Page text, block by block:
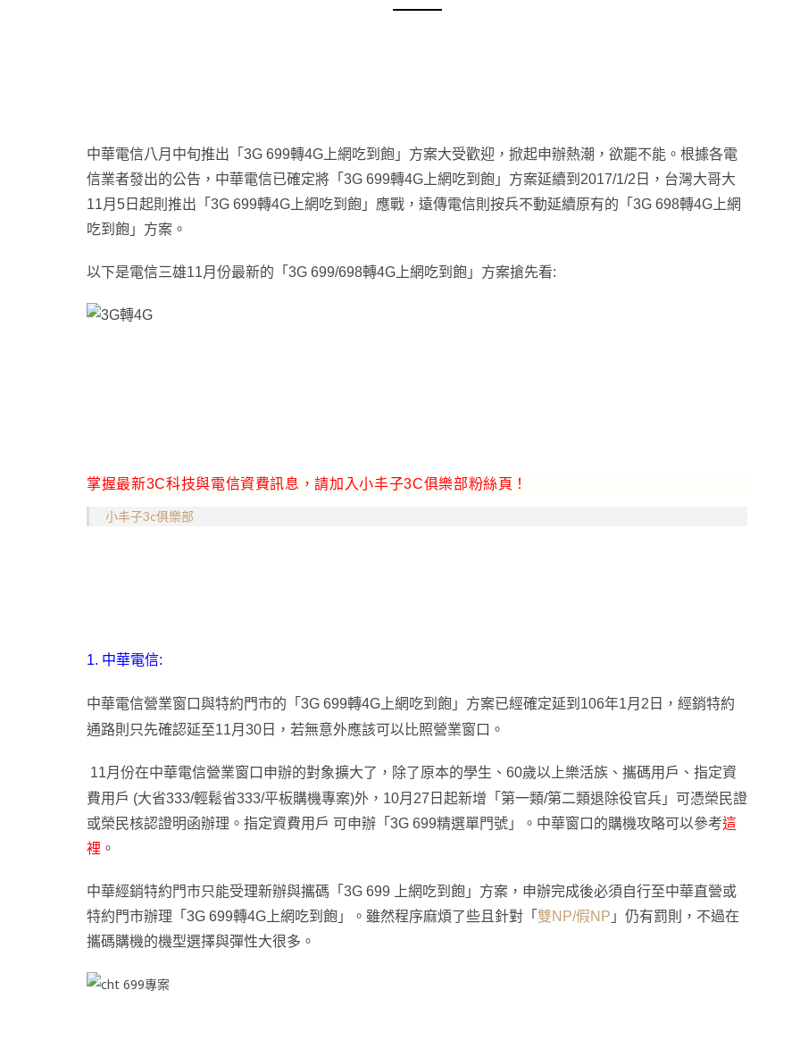
中華電信八月中旬推出「3G 699轉4G上網吃到飽」方案大受歡迎，掀起申辦熱潮，欲罷不能。根據各電
信業者發出的公告，中華電信已確定將「3G 699轉4G上網吃到飽」方案延續到2017/1/2日，台灣大哥大
11月5日起則推出「3G 699轉4G上網吃到飽」應戰，遠傳電信則按兵不動延續原有的「3G 698轉4G上網
吃到飽」方案。
以下是電信三雄11月份最新的「3G 699/698轉4G上網吃到飽」方案搶先看:
掌握最新3C科技與電信資費訊息，請加入小丰子3C俱樂部粉絲頁！
小丰子3c俱樂部
1. 中華電信:
中華電信營業窗口與特約門市的「3G 699轉4G上網吃到飽」方案已經確定延到106年1月2日 ， 經銷特約
通路則只先確認延至11月30日 ， 若無意外應該可以比照營業窗口 。
11月份在中華電信營業窗口申辦的對象擴大了 ， 除了原本的學生 、 60歲以上樂活族 、 攜碼用戶 、 指定資
費用戶 (大省333/輕鬆省333/平板購機專案)外 ， 10月27日起新增 「第一類/第二類退除役官兵」可憑榮民證
或榮民核認證明函辦理 。 指定資費用戶 可申辦 「3G 699精選單門號」 。 中華窗口的購機攻略可以參考這
裡 。
中華經銷特約門市只能受理新辦與攜碼 「3G 699 上網吃到飽」方案 ， 申辦完成後必須自行至中華直營或
特約門市辦理 「3G 699轉4G上網吃到飽」 。雖然程序麻煩了些且針對 「 雙NP/假NP 」仍有罰則 ， 不過在
攜碼購機的機型選擇與彈性大很多 。